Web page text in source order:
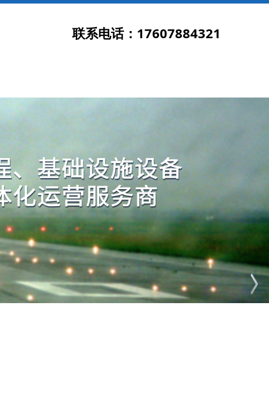
联系电话：17607884321